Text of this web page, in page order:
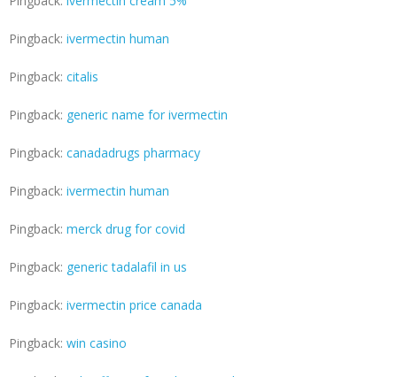
Pingback: ivermectin human
Pingback: citalis
Pingback: generic name for ivermectin
Pingback: canadadrugs pharmacy
Pingback: ivermectin human
Pingback: merck drug for covid
Pingback: generic tadalafil in us
Pingback: ivermectin price canada
Pingback: win casino